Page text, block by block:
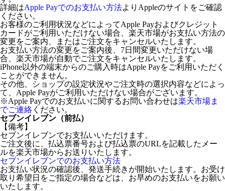
詳細はApple Payでのお支払い方法よりAppleのサイトをご確認
ください。
お客様のご利用状況などによってApple Payおよびクレジット
カードがご利用いただけない場合、楽天市場がお支払い方法の
変更をご案内、またはご注文をキャンセルいたします。
お支払い方法の変更をご案内後、7日間変更いただけない場
合、楽天市場が自動でご注文をキャンセルいたします。
iPhone以外の端末からのご購入時はApple Payをご利用いただく
ことができません。
その他、ショップの設定状況やご注文時の選択内容などによっ
て、Apple Payがご利用いただけない場合がございます。
※Apple Payでのお支払いに関するお問い合わせは楽天市場ま
でご連絡 ください。
セブンイレブン（前払）
【備考】
セブンイレブンでお支払いいただけます。
ご注文後に、払込票番号および払込票のURLを記載したメー
ルを楽天市場からお送りいたします。
セブンイレブンでのお支払い方法
お支払い状況の確認後、発送手続きが開始いたします。お受け
取り希望日をご指定の場合などは、お早めのお支払いをお願い
いたします。